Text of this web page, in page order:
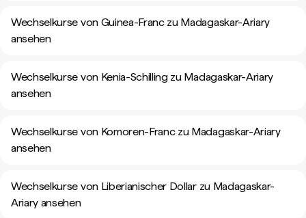
Wechselkurse von Guinea-Franc zu Madagaskar-Ariary
ansehen
Wechselkurse von Kenia-Schilling zu Madagaskar-Ariary
ansehen
Wechselkurse von Komoren-Franc zu Madagaskar-Ariary
ansehen
Wechselkurse von Liberianischer Dollar zu Madagaskar-
Ariary ansehen